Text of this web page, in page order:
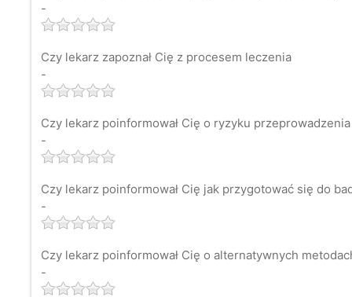
-
Czy lekarz zapoznał Cię z procesem leczenia
-
Czy lekarz poinformował Cię o ryzyku
-
Czy lekarz poinformował Cię jak przygotować się do
-
Czy lekarz poinformował Cię o alternatywnych
-